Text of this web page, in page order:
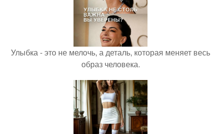
Улыбка - это не мелочь, а деталь, которая меняет весь
образ человека.